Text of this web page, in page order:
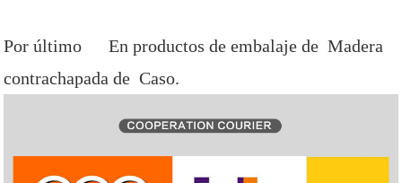
Por último En productos de embalaje de Madera
contrachapada de Caso.